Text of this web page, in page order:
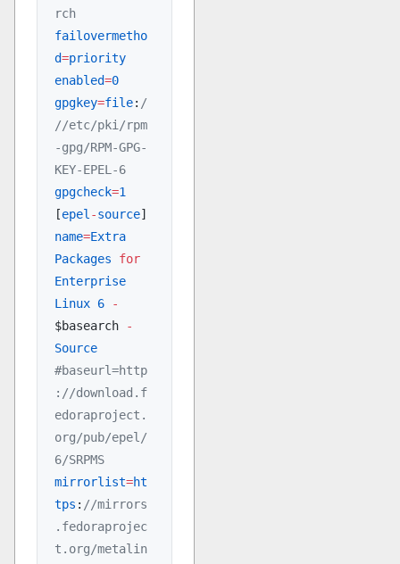
rch
failovermetho
d=priority
enabled=0
gpgkey=file: /
//etc/pki/rpm
-gpg/RPM-GPG-
KEY-EPEL-6
gpgcheck=1
[epel-source]
name=Extra
Packages for
Enterprise
Linux 6 -
$basearch
-
Source
#baseurl=http
://download.f
edoraproject.
org/pub/epel/
6/SRPMS
mirrorlist=ht
tps : //mirrors
.fedoraprojec
t.org/metalin